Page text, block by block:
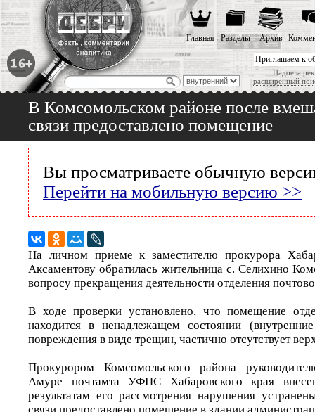
Приглашаем к
Надоела
расширенный
Главная Разделы Архив
В Комсомольском районе после
связи предоставлено помещение
Вы просматриваете обычную
Перейти на мобильную версию >>
На личном приеме к заместителю прокурора
Аксаментову обратилась жительница с. Селихино
вопросу прекращения деятельности отделения
В ходе проверки установлено, что помещение
находится в ненадлежащем состоянии
повреждения в виде трещин, частично отсутствует
Прокурором Комсомольского района
Амуре почтамта УФПС Хабаровского края
результатам его рассмотрения нарушения